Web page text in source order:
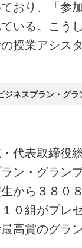
おり、「参
いる。こう
授業アシス
ネスプラン・グラ
代表取締役
ン・グラン
から３８０
０組がプレ
高賞のグラ